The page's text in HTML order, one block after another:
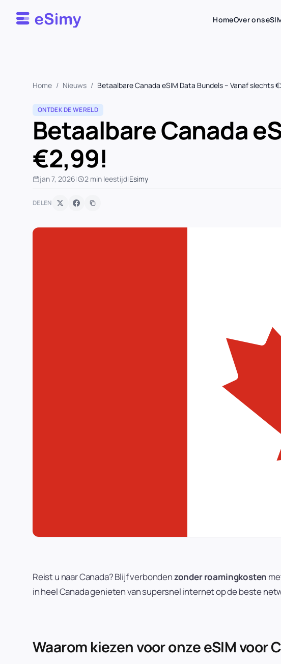
Esimy HomeOver ons
Home / Nieuws / Betaalbare Canada eSIM Data Bundels – Vanaf slechts
ONTDEK DE WERELD
Betaalbare Canada
€2,99!
jan 7, 2026| 2 min leestijd|Esimy
DELEN
Reist u naar Canada? Blijf verbondenzonder roamingkosten
in heel Canada genieten van supersnel internet op de beste
Waarom kiezen voor onze eSIM voor